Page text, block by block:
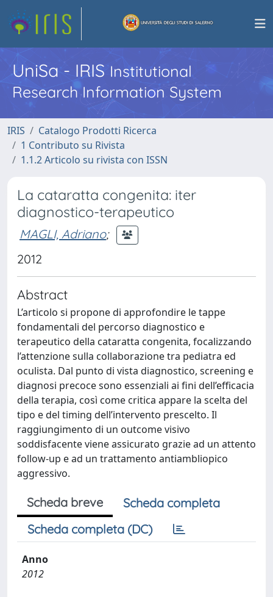
UniSa - IRISInstitutional
Research Information System
IRIS
Catalogo Prodotti Ricerca
1 Contributo su Rivista
1.1.2 Articolo su rivista con ISSN
La cataratta congenita: iter
diagnostico-terapeutico
MAGLI, Adriano;
2012
Abstract
L’articolo si propone di approfondire le tappe
fondamentali del percorso diagnostico e
terapeutico della cataratta congenita, focalizzando
l’attenzione sulla collaborazione tra pediatra ed
oculista. Dal punto di vista diagnostico, screening e
diagnosi precoce sono essenziali ai fini dell’efficacia
della terapia, così come critica appare la scelta del
tipo e del timing dell’intervento prescelto. Il
raggiungimento di un outcome visivo
soddisfacente viene assicurato grazie ad un attento
follow-up e ad un trattamento antiambliopico
aggressivo.
Scheda breve
Scheda completa
Scheda completa (DC)
Anno
2012